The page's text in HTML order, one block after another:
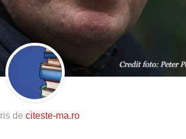
de citeste-ma.ro